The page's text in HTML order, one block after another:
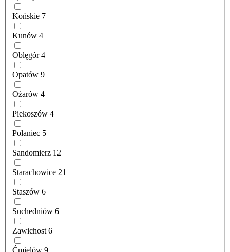
Końskie 7
Kunów 4
Oblęgór 4
Opatów 9
Ożarów 4
Piekoszów 4
Połaniec 5
Sandomierz 12
Starachowice 21
Staszów 6
Suchedniów 6
Zawichost 6